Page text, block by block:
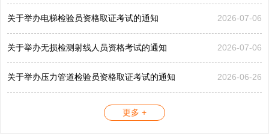
关于举办电梯检验员资格取证考试的通知 2026-07-06
关于举办无损检测射线人员资格考试的通知 2026-07-06
关于举办压力管道检验员资格取证考试的通知 2026-06-26
更多 +